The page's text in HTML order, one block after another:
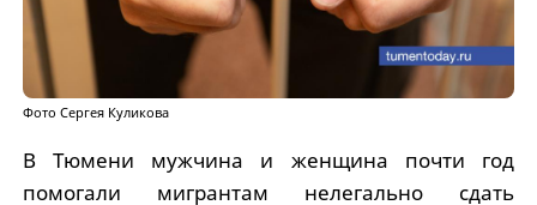
Фото Сергея Куликова
В Тюмени мужчина и женщина почти год
помогали мигрантам нелегально сдать